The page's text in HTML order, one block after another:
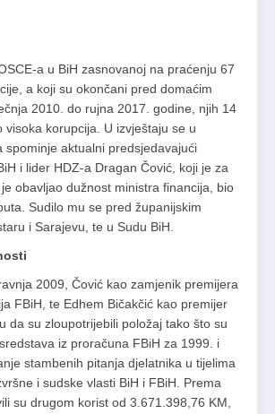
a u BiH zasnovanoj na praćenju 67
a koji su okončani pred domaćim
2010. do rujna 2017. godine, njih 14
visoka korupcija. U izvještaju se u
spominje aktualni predsjedavajući
i lider HDZ-a Dragan Čović, koji je za
obavljao dužnost ministra financija, bio
Sudilo mu se pred županijskim
i Sarajevu, te u Sudu BiH.
2009, Čović kao zamjenik premijera
FBiH, te Edhem Bičakčić kao premijer
da su zloupotrijebili položaj tako što su
iz proračuna FBiH za 1999. i
stambenih pitanja djelatnika u tijelima
i sudske vlasti BiH i FBiH. Prema
su drugom korist od 3.671.398,76 KM,